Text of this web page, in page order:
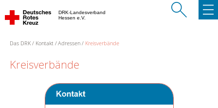
DRK-Landesverband
Hessen e.V.
Das DRK Kontakt Adressen Kreisverbände
Kreisverbände